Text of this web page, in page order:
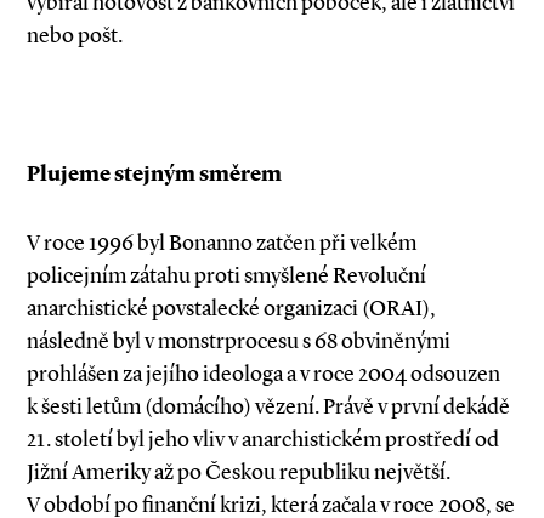
nebo pošt.
Plujeme stejným směrem
V roce 1996 byl Bonanno zatčen při velkém
policejním zátahu proti smyšlené Revoluční
anarchistické povstalecké organizaci (ORAI),
následně byl v monstrprocesu s 68 obviněnými
prohlášen za jejího ideologa a v roce 2004 odsouzen
k šesti letům (domácího) vězení. Právě v první dekádě
21. století byl jeho vliv v anarchistickém prostředí od
Jižní Ameriky až po Českou republiku největší.
V období po finanční krizi, která začala v roce 2008, se